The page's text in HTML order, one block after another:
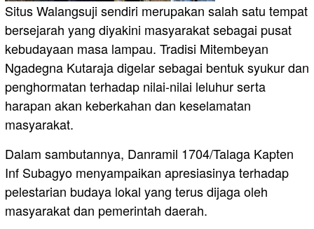
Situs Walangsuji sendiri merupakan salah satu tempat
bersejarah yang diyakini masyarakat sebagai pusat
kebudayaan masa lampau. Tradisi Mitembeyan
Ngadegna Kutaraja digelar sebagai bentuk syukur dan
penghormatan terhadap nilai-nilai leluhur serta
harapan akan keberkahan dan keselamatan
masyarakat.
Dalam sambutannya, Danramil 1704/Talaga Kapten
Inf Subagyo menyampaikan apresiasinya terhadap
pelestarian budaya lokal yang terus dijaga oleh
masyarakat dan pemerintah daerah.